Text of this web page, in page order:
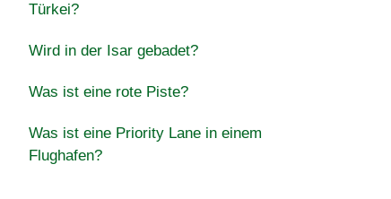
Türkei?
Wird in der Isar gebadet?
Was ist eine rote Piste?
Was ist eine Priority Lane in einem
Flughafen?